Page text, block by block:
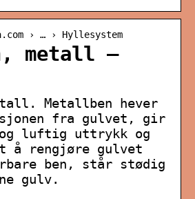
› … › Hyllesystem
metall –
Metallben hever
fra gulvet, gir
luftig uttrykk og
rengjøre gulvet
ben, står stødig
gulv.